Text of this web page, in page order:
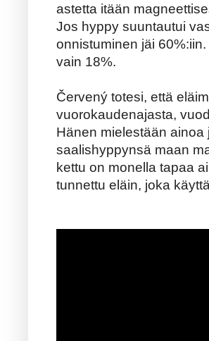
astetta itään
Jos hyppy suuntautui
onnistuminen jäi
vain 18%.
Červený totesi, että
vuorokaudenajasta,
Hänen mielestään
saalishyppynsä maan
kettu on monella tapaa
tunnettu eläin, joka